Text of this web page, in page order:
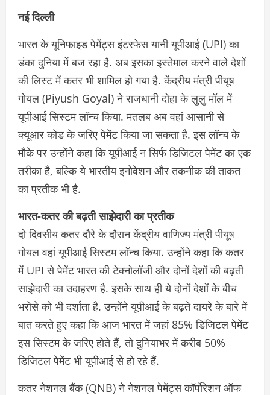
नई दिल्ली
भारत के यूनिफाइड पेमेंट्स इंटरफेस यानी यूपीआई (UPI) का
डंका दुनिया में बज रहा है. अब इसका इस्तेमाल करने वाले देशों
की लिस्ट में कतर भी शामिल हो गया है. केंद्रीय मंत्री पीयूष
गोयल (Piyush Goyal) ने राजधानी दोहा के लुलु मॉल में
यूपीआई सिस्टम लॉन्च किया. मतलब अब वहां आसानी से
क्यूआर कोड के जरिए पेमेंट किया जा सकता है. इस लॉन्च के
मौके पर उन्होंने कहा कि यूपीआई न सिर्फ डिजिटल पेमेंट का एक
तरीका है, बल्कि ये भारतीय इनोवेशन और तकनीक की ताकत
का प्रतीक भी है.
भारत-कतर की बढ़ती साझेदारी का प्रतीक
दो दिवसीय कतर दौरे के दौरान केंद्रीय वाणिज्य मंत्री पीयूष
गोयल वहां यूपीआई सिस्टम लॉन्च किया. उन्होंने कहा कि कतर
में UPI से पेमेंट भारत की टेक्नोलॉजी और दोनों देशों की बढ़ती
साझेदारी का उदाहरण है. इसके साथ ही ये दोनों देशों के बीच
भरोसे को भी दर्शाता है. उन्होंने यूपीआई के बढ़ते दायरे के बारे में
बात करते हुए कहा कि आज भारत में जहां 85% डिजिटल पेमेंट
इस सिस्टम के जरिए होते हैं, तो दुनियाभर में करीब 50%
डिजिटल पेमेंट भी यूपीआई से हो रहे हैं.
कतर नेशनल बैंक (QNB) ने नेशनल पेमेंट्स कॉर्पोरेशन ऑफ